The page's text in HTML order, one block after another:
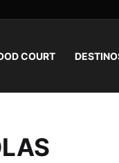
COURT